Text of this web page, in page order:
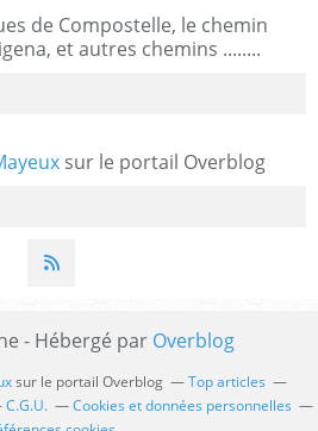
de Compostelle, le chemin
et autres chemins ........
sur le portail Overblog
- Hébergé par Overblog
sur le portail Overblog
Top articles
C.G.U.
Cookies et données personnelles